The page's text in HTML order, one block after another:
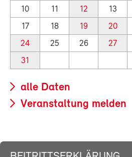
10
11 12 13
17
18 19 20
24
25 26 27
31
alle Daten
Veranstaltung melden